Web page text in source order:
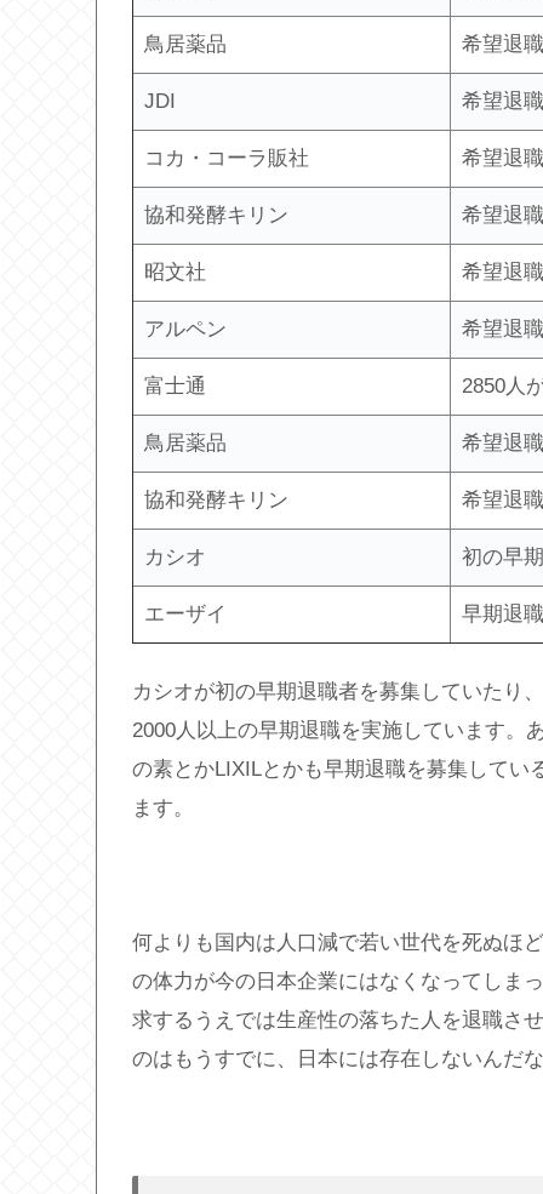
鳥居薬品 希望退
JDI 希望退
コカ・コーラ販社 希望退
協和発酵キリン 希望退
昭文社 希望退
アルペン 希望退
富士通 2850人
鳥居薬品 希望退
協和発酵キリン 希望退
カシオ 初の早
エーザイ 早期退
カシオが初の早期退職者を募集していたり
2000人以上の早期退職を実施しています。
の素とかLIXILとかも早期退職を募集して
ます。
何よりも国内は人口減で若い世代を死ぬほ
の体力が今の日本企業にはなくなってしま
求するうえでは生産性の落ちた人を退職さ
のはもうすでに、日本には存在しないんだ